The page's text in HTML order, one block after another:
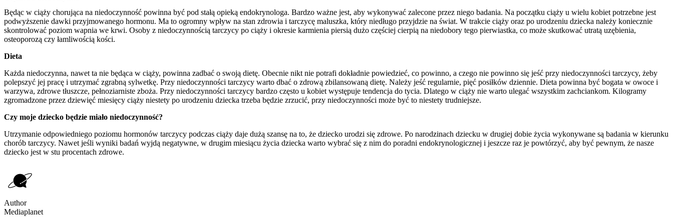
Będąc w ciąży chorująca na niedoczynność powinna być pod stałą opieką endokrynologa. Bardzo ważne jest, aby wykonywać zalecone przez niego badania. Na początku ciąży u wielu kobiet potrzebne jest
podwyższenie dawki przyjmowanego hormonu. Ma to ogromny wpływ na stan zdrowia i tarczycę maluszka, który niedługo przyjdzie na świat. W trakcie ciąży oraz po urodzeniu dziecka należy koniecznie
skontrolować poziom wapnia we krwi. Osoby z niedoczynnością tarczycy po ciąży i okresie karmienia piersią dużo częściej cierpią na niedobory tego pierwiastka, co może skutkować utratą uzębienia,
osteoporozą czy łamliwością kości.
Dieta
Każda niedoczynna, nawet ta nie będąca w ciąży, powinna zadbać o swoją dietę. Obecnie nikt nie potrafi dokładnie powiedzieć, co powinno, a czego nie powinno się jeść przy niedoczynności tarczycy, żeby
polepszyć jej pracę i utrzymać zgrabną sylwetkę. Przy niedoczynności tarczycy warto dbać o zdrową zbilansowaną dietę. Należy jeść regularnie, pięć posiłków dziennie. Dieta powinna być bogata w owoce i
warzywa, zdrowe tłuszcze, pełnoziarniste zboża. Przy niedoczynności tarczycy bardzo często u kobiet występuje tendencja do tycia. Dlatego w ciąży nie warto ulegać wszystkim zachciankom. Kilogramy
zgromadzone przez dziewięć miesięcy ciąży niestety po urodzeniu dziecka trzeba będzie zrzucić, przy niedoczynności może być to niestety trudniejsze.
Czy moje dziecko będzie miało niedoczynność?
Utrzymanie odpowiedniego poziomu hormonów tarczycy podczas ciąży daje dużą szansę na to, że dziecko urodzi się zdrowe. Po narodzinach dziecku w drugiej dobie życia wykonywane są badania w kierunku
chorób tarczycy. Nawet jeśli wyniki badań wyjdą negatywne, w drugim miesiącu życia dziecka warto wybrać się z nim do poradni endokrynologicznej i jeszcze raz je powtórzyć, aby być pewnym, że nasze
dziecko jest w stu procentach zdrowe.
Author
Mediaplanet